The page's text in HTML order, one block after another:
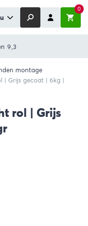
0
9,3
montage
| Grijs gecoat | 6kg |
rol | Grijs